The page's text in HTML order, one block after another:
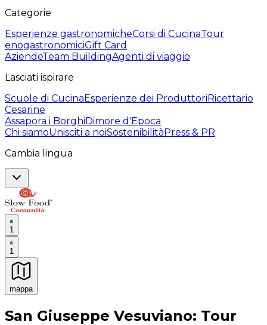
Categorie
Esperienze gastronomicheCorsi di CucinaTour
enogastronomiciGift Card
AziendeTeam BuildingAgenti di viaggio
Lasciati ispirare
Scuole di CucinaEsperienze dei ProduttoriRicettario
Cesarine
Assapora i BorghiDimore d'Epoca
Chi siamoUnisciti a noiSostenibilitàPress & PR
Cambia lingua
1
1
mappa
Esperienze culinarie indimenticabili: Esperienze
San Giuseppe Vesuviano: Tour